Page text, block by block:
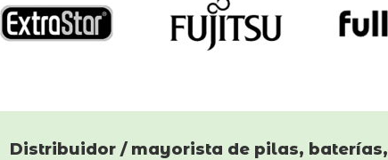
Distribuidor / mayorista de pilas, baterías,